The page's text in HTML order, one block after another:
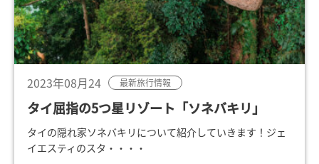
2023年08月24 最新旅行情報
タイ屈指の5つ星リゾート「ソネバキリ」
タイの隠れ家ソネバキリについて紹介していきます！ジェ
イエスティのスタ・・・・